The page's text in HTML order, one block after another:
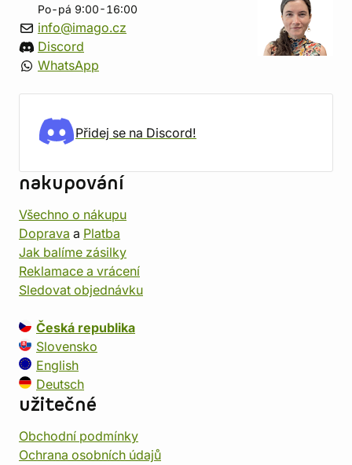
Po-pá 9:00-16:00
info@imago.cz
Discord
WhatsApp
Přidej se na Discord!
nakupování
Všechno o nákupu
Doprava a Platba
Jak balíme zásilky
Reklamace a vrácení
Sledovat objednávku
Česká republika
Slovensko
English
Deutsch
užitečné
Obchodní podmínky
Ochrana osobních údajů